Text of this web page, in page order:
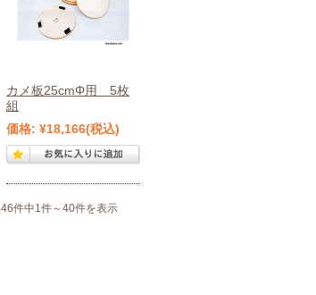
カメ板25cmΦ用 5枚
組
価格: ¥18,166(税込)
46件中1件～40件を表示